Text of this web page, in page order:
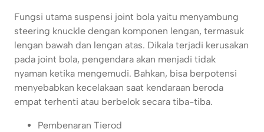
Fungsi utama suspensi joint bola yaitu menyambung
steering knuckle dengan komponen lengan, termasuk
lengan bawah dan lengan atas. Dikala terjadi kerusakan
pada joint bola, pengendara akan menjadi tidak
nyaman ketika mengemudi. Bahkan, bisa berpotensi
menyebabkan kecelakaan saat kendaraan beroda
empat terhenti atau berbelok secara tiba-tiba.
Pembenaran Tierod